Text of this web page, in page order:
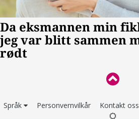
Språk Personvernvilkår Kontakt oss